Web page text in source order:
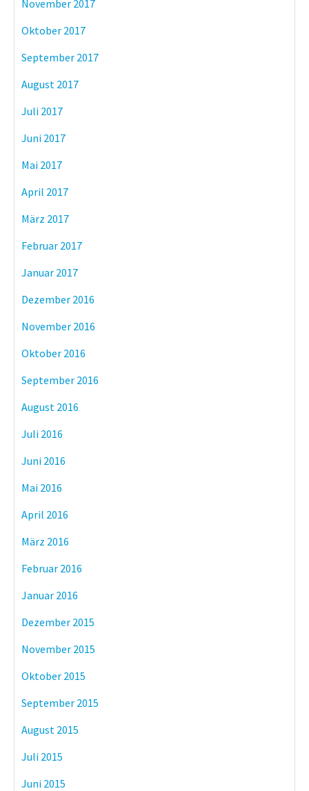
November 2017
Oktober 2017
September 2017
August 2017
Juli 2017
Juni 2017
Mai 2017
April 2017
März 2017
Februar 2017
Januar 2017
Dezember 2016
November 2016
Oktober 2016
September 2016
August 2016
Juli 2016
Juni 2016
Mai 2016
April 2016
März 2016
Februar 2016
Januar 2016
Dezember 2015
November 2015
Oktober 2015
September 2015
August 2015
Juli 2015
Juni 2015